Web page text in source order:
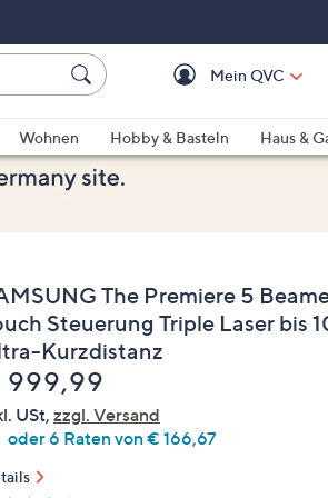
Mein QVC
Wohnen
Hobby & Basteln Haus &
The Premiere 5
Steuerung Triple Laser bis
Kurzdistanz
999,99
USt, zzgl. Versand
oder 6 Raten von € 166,67